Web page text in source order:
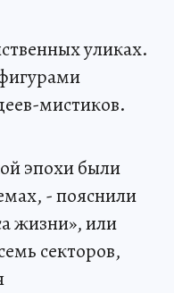
уликах.
мистиков.
эпохи были
- пояснили
жизни», или
секторов,